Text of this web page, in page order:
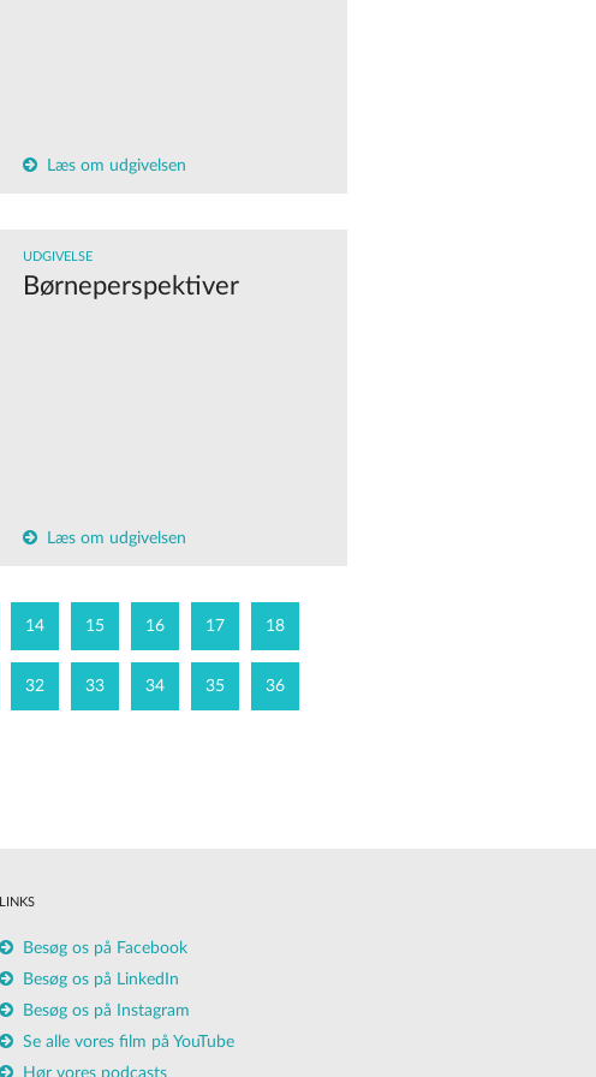
Læs om udgivelsen
UDGIVELSE
Børneperspektiver
Læs om udgivelsen
14 15 16 17 18
32 33 34 35 36
LINKS
Besøg os på Facebook
Besøg os på LinkedIn
Besøg os på Instagram
Se alle vores film på YouTube